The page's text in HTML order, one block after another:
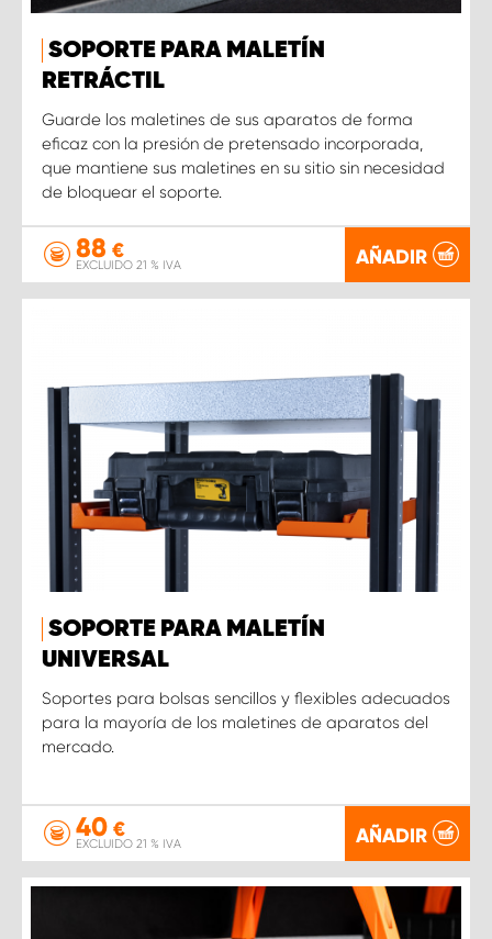
SOPORTE PARA MALETÍN
RETRÁCTIL
Guarde los maletines de sus aparatos de forma
eficaz con la presión de pretensado incorporada,
que mantiene sus maletines en su sitio sin necesidad
de bloquear el soporte.
88 €
EXCLUIDO 21 % IVA AÑADIR
SOPORTE PARA MALETÍN
UNIVERSAL
Soportes para bolsas sencillos y flexibles adecuados
para la mayoría de los maletines de aparatos del
mercado.
40 €
EXCLUIDO 21 % IVA AÑADIR